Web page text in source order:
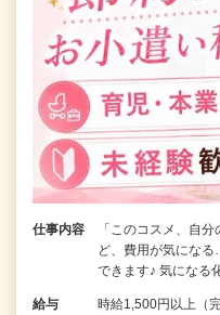
仕事内容
「このコスメ、自
ど、費用が気にな
できます♪ 気になる
給与
時給1,500円以上（